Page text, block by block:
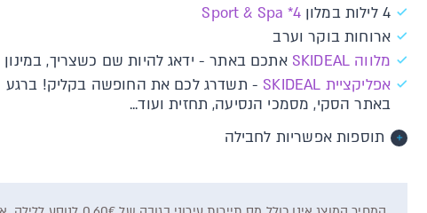
4 לילות במלון
Sport & Spa *4
ארוחות בוקר וערב
מלווה SKIDEAL
אתכם באתר - ידאג להיות שם כשצריך,
אפליקציית SKIDEAL
- תשדרג לכם את החופשה בקליק! ברגע
באתר הסקי, מסמכי הנסיעה, תחזית ועוד...
תוספות אפשריות לחבילה